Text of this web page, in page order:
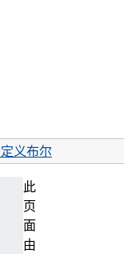
义布尔
此
页
面
由